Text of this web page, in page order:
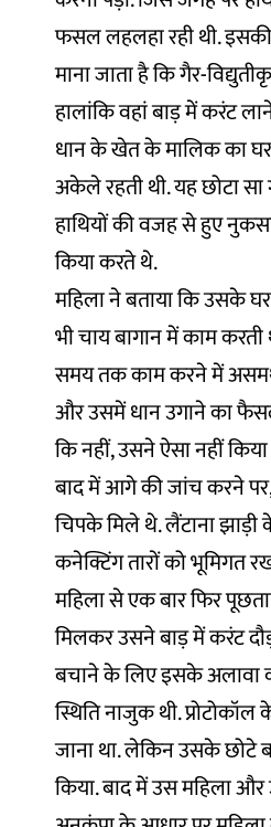
फसल लहलहा रही थी.
माना जाता है कि गैर-
हालांकि वहां बाड़ में करंट
धान के खेत के मालिक का
अकेले रहती थी. यह छोटा
हाथियों की वजह से हुए
किया करते थे.
महिला ने बताया कि उसके
भी चाय बागान में काम
समय तक काम करने में
और उसमें धान उगाने का
कि नहीं, उसने ऐसा नहीं
बाद में आगे की जांच करने
चिपके मिले थे. लैंटाना झाड़ी
कनेक्टिंग तारों को भूमिगत
महिला से एक बार फिर
मिलकर उसने बाड़ में करंट
बचाने के लिए इसके अलावा
स्थिति नाजुक थी.
जाना था. लेकिन उसके छोटे
किया. बाद में उस महिला